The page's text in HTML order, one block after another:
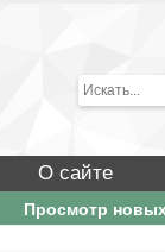
О сайте
Просмотр